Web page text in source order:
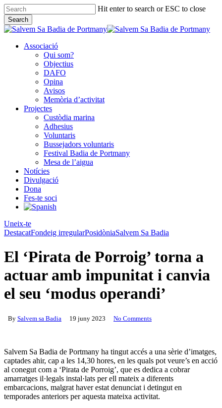
Skip
to
main
content
Hit enter to search or ESC to close
Search
Close
Associació
Qui som?
Objectius
DAFO
Opina
Avisos
Memòria d’activitat
Projectes
Custòdia marina
Adhesius
Voluntaris
Bussejadors voluntaris
Festival Badia de Portmany
Mesa de l’aigua
Notícies
Divulgació
Dona
Fes-te soci
Uneix-te
DestacatFondeig irregularPosidòniaSalvem Sa Badia
El ‘Pirata de Porroig’ torna a
actuar amb impunitat i canvia
el seu ‘modus operandi’
By Salvem sa Badia 19 juny 2023 No Comments
Salvem Sa Badia de Portmany ha tingut accés a una sèrie d’imatges,
captades ahir, cap a les 14,30 hores, en les quals pot veure’s en acció
al conegut com a ‘Pirata de Porroig’, que es dedica a cobrar
amarratges il·legals instal·lats per ell mateix a diferents
embarcacions, malgrat haver estat denunciat i detingut en
temporades anteriors per aquesta mateixa activitat.